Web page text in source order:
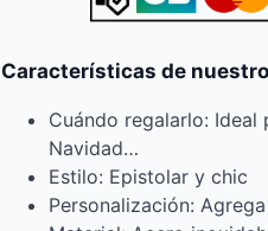
Características de
Cuándo regalarlo: Ideal
Navidad…
Estilo: Epistolar y chic
Personalización: